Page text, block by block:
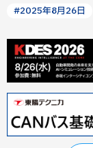
#2025年8月26日